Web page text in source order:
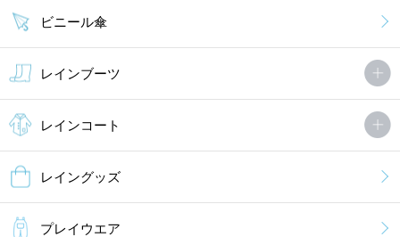
ビニール傘
レインブーツ
レインコート
レイングッズ
プレイウエア